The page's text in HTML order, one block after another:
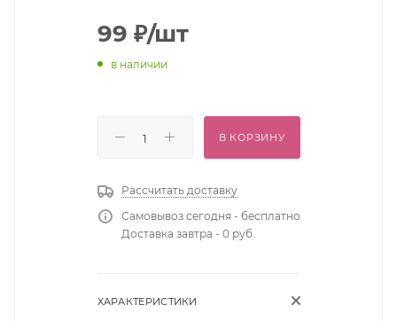
99 ₽/шт
в наличии
В КОРЗИНУ
Рассчитать доставку
Самовывоз сегодня - бесплатно
Доставка завтра - 0 руб.
ХАРАКТЕРИСТИКИ